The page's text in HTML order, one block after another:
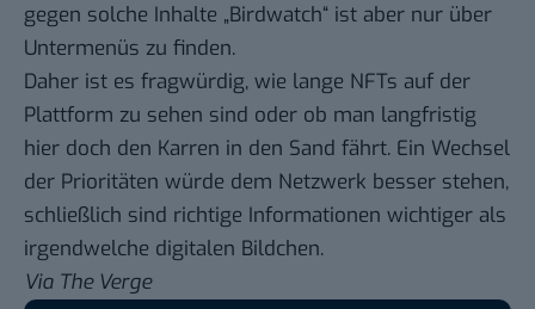
gegen solche Inhalte „Birdwatch“ ist aber nur über
Untermenüs zu finden.
Daher ist es fragwürdig, wie lange NFTs auf der
Plattform zu sehen sind oder ob man langfristig
hier doch den Karren in den Sand fährt. Ein Wechsel
der Prioritäten würde dem Netzwerk besser stehen,
schließlich sind richtige Informationen wichtiger als
irgendwelche digitalen Bildchen.
Via The Verge